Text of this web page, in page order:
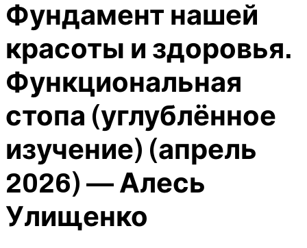
Фундамент нашей
красоты и здоровья.
Функциональная
стопа (углублённое
изучение) (апрель
2026) — Алесь
Улищенко